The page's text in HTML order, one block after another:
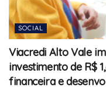
SOCIAL
Viacredi Alto Vale
investimento de R$
financeira e